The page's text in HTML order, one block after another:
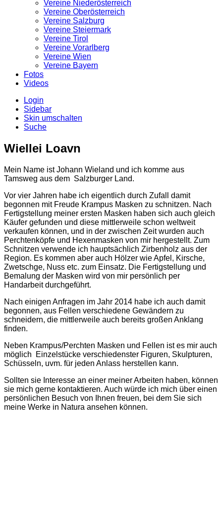
Vereine Niederösterreich
Vereine Oberösterreich
Vereine Salzburg
Vereine Steiermark
Vereine Tirol
Vereine Vorarlberg
Vereine Wien
Vereine Bayern
Fotos
Videos
Login
Sidebar
Skin umschalten
Suche
Wiellei Loavn
Mein Name ist Johann Wieland und ich komme aus
Tamsweg aus dem Salzburger Land.
Vor vier Jahren habe ich eigentlich durch Zufall damit
begonnen mit Freude Krampus Masken zu schnitzen. Nach
Fertigstellung meiner ersten Masken haben sich auch gleich
Käufer gefunden und diese mittlerweile schon weltweit
verkaufen können, und in der zwischen Zeit wurden auch
Perchtenköpfe und Hexenmasken von mir hergestellt. Zum
Schnitzen verwende ich hauptsächlich Zirbenholz aus der
Region. Es kommen aber auch Hölzer wie Apfel, Kirsche,
Zwetschge, Nuss etc. zum Einsatz. Die Fertigstellung und
Bemalung der Masken wird von mir persönlich per
Handarbeit durchgeführt.
Nach einigen Anfragen im Jahr 2014 habe ich auch damit
begonnen, aus Fellen verschiedene Gewändern zu
schneidern, die mittlerweile auch bereits großen Anklang
finden.
Neben Krampus/Perchten Masken und Fellen ist es mir auch
möglich Einzelstücke verschiedenster Figuren, Skulpturen,
Schüsseln, uvm. für jeden Anlass herstellen kann.
Sollten sie Interesse an einer meiner Arbeiten haben, können
sie mich gerne kontaktieren. Auch würde ich mich über einen
persönlichen Besuch von Ihnen freuen, bei dem Sie sich
meine Werke in Natura ansehen können.